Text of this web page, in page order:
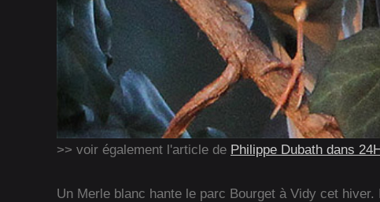
>> voir également l'article de Philippe Dubath dans
Un Merle blanc hante le parc Bourget à Vidy cet